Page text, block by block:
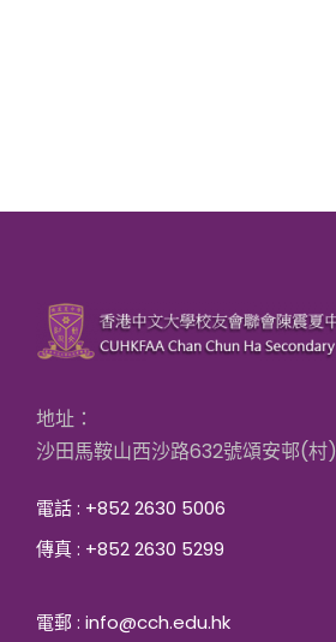
地址：
沙田馬鞍山西沙路632號頌安邨(村)
電話 : +852 2630 5006
傳真 : +852 2630 5299
電郵 : info@cch.edu.hk